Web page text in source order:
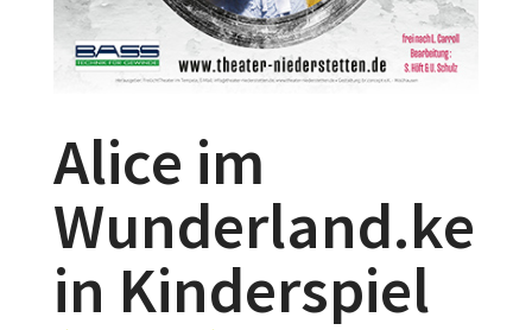
Alice im
Wunderland.ke
in Kinderspiel